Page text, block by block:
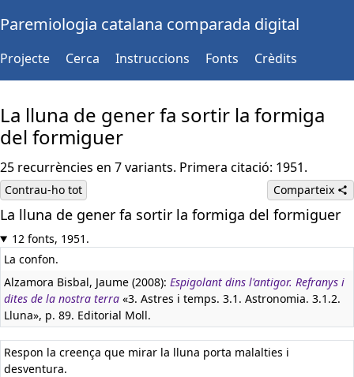
Paremiologia catalana comparada digital
Projecte Cerca Instruccions Fonts Crèdits
La lluna de gener fa sortir la formiga
del formiguer
25 recurrències en 7 variants. Primera citació: 1951.
Contrau-ho tot Comparteix
La lluna de gener fa sortir la formiga del formiguer
12 fonts, 1951.
La confon.
Alzamora Bisbal, Jaume (2008): Espigolant dins l'antigor. Refranys i
dites de la nostra terra «3. Astres i temps. 3.1. Astronomia. 3.1.2.
Lluna», p. 89. Editorial Moll.
Respon la creença que mirar la lluna porta malalties i
desventura.